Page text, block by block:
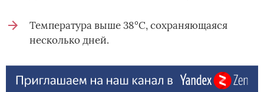
Температура выше 38°C, сохраняющаяся
несколько дней.